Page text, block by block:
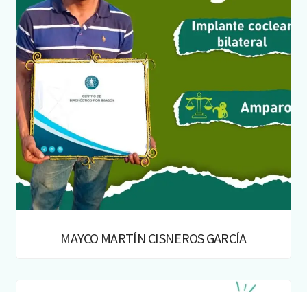
MAYCO MARTÍN CISNEROS GARCÍA